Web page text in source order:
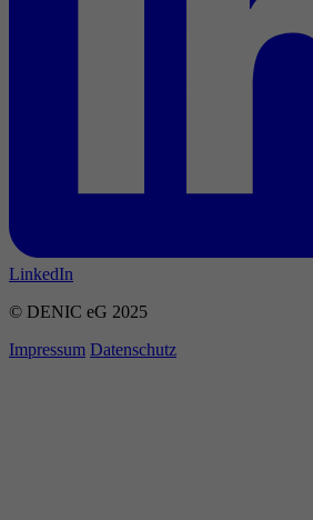
LinkedIn
© DENIC eG 2025
Impressum Datenschutz